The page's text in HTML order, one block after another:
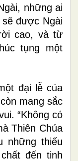
những ai
được Ngài
cao, và từ
tụng một
đại lễ của
mang sắc
“Không có
Thiên Chúa
những thiếu
đến tinh